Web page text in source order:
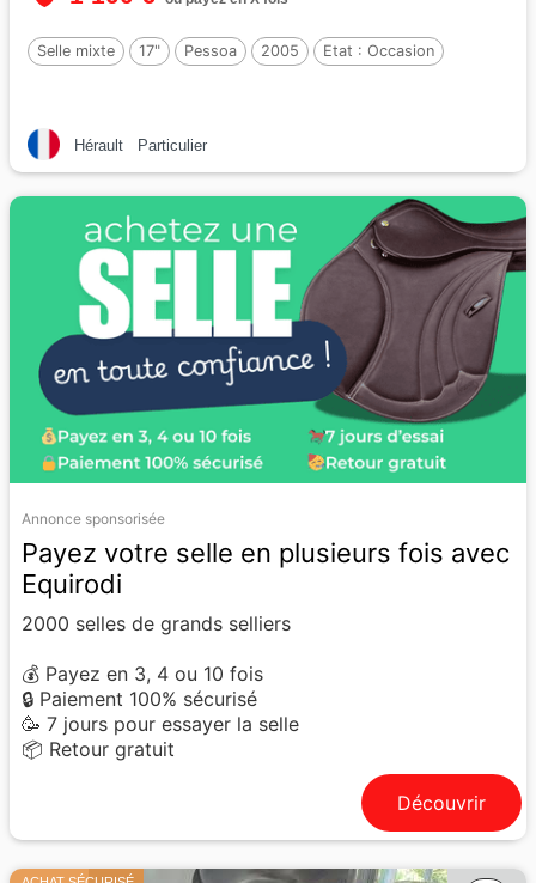
Selle mixte 17" Pessoa 2005 Etat : Occasion
Hérault Particulier
Annonce sponsorisée
Payez votre selle en plusieurs fois avec
Equirodi
2000 selles de grands selliers
💰 Payez en 3, 4 ou 10 fois
🔒 Paiement 100% sécurisé
🥳 7 jours pour essayer la selle
📦 Retour gratuit
Découvrir